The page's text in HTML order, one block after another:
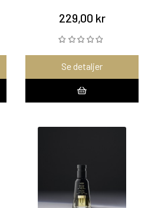
229,00 kr
Se detaljer